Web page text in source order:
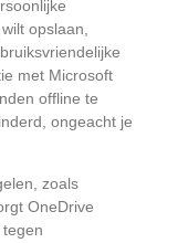
opslaan,
met Microsoft
offline te
ongeacht je
zoals
OneDrive